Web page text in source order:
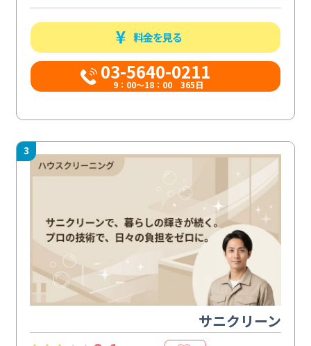
料金を見る
03-5640-0211
9：00～18：00 365日
3
サニクリーン